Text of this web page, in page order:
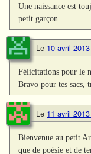
Une naissance est
petit garçon…
Le 10 avril
Félicitations pour le
Bravo pour tes sacs,
Le 11 avril
Bienvenue au petit
que de poésie et de